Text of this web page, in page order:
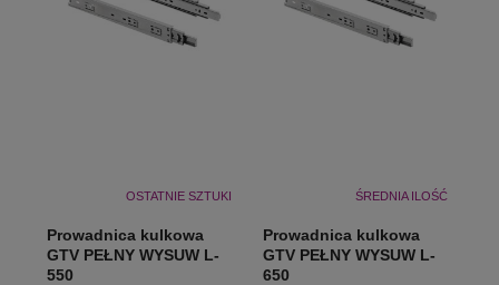
OSTATNIE SZTUKI
Prowadnica kulkowa
GTV PEŁNY WYSUW L-
550
ŚREDNIA ILOŚĆ
Prowadnica kulkowa
GTV PEŁNY WYSUW L-
650